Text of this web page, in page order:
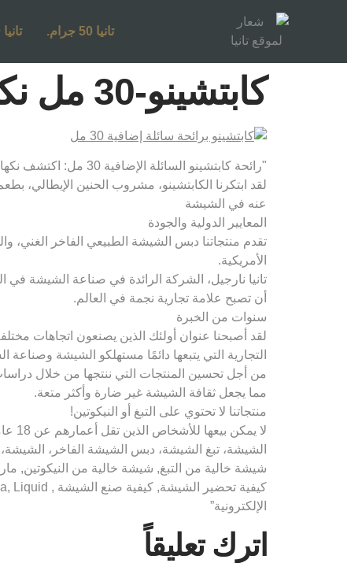
تانيا 50 جرام. تانيا 250 جرام.
كابتشينو-30 مل نكهة سائلة إضافية
"رائحة كابتشينو السائلة الإضافية 30 مل: اكتشف نكهاتك المفضلة والمغرية التي تحلم بها!
لقد ابتكرنا الكابتشينو، مشروب الحنين الإيطالي،
عنه في الشيشة
المعايير الدولية والجودة
تقدم منتجاتنا دبس الشيشة الطبيعي الفاخر الغني،
الأمريكية.
تانيا نارجيل، الشركة الرائدة في صناعة الشيشة في
أن تصبح علامة تجارية نجمة في العالم.
سنوات من الخبرة
التجارية التي يتبعها دائمًا مستهلكو الشيشة وصناعة
من أجل تحسين المنتجات التي ننتجها من خلال دراسات
مما يجعل ثقافة الشيشة غير ضارة وأكثر متعة.
منتجاتنا لا تحتوي على التبغ أو النيكوتين!
لا
الشيشة، تبغ الشيشة، دبس الشيشة الفاخر،
شيشة خالية من التبغ, شيشة خالية من النيكوتين,
الإلكترونية”
اترك تعليقاً